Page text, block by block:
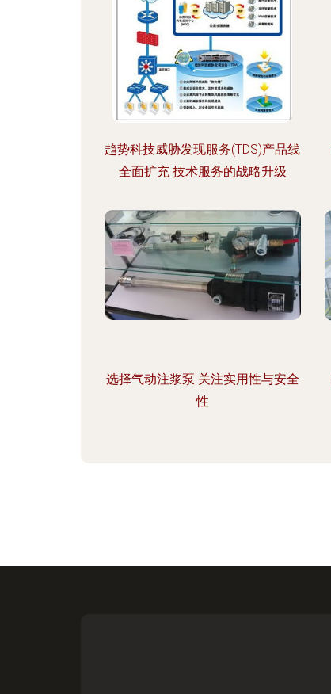
趋势科技威胁发现服务(TDS)产品线
全面扩充 技术服务的战略升级
选择气动注浆泵 关注实用性与安全
性